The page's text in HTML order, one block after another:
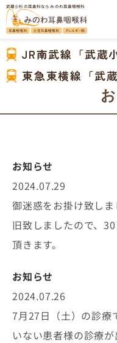
武蔵小杉の耳鼻科なら みのわ耳鼻咽喉科
JR南武線「武蔵
東急東横線「武
お知らせ
2024.07.29
御迷惑をお掛け致し
旧致しましたので、
頂きます。
お知らせ
2024.07.26
7月27日（土）の診療
いない患者様の診療